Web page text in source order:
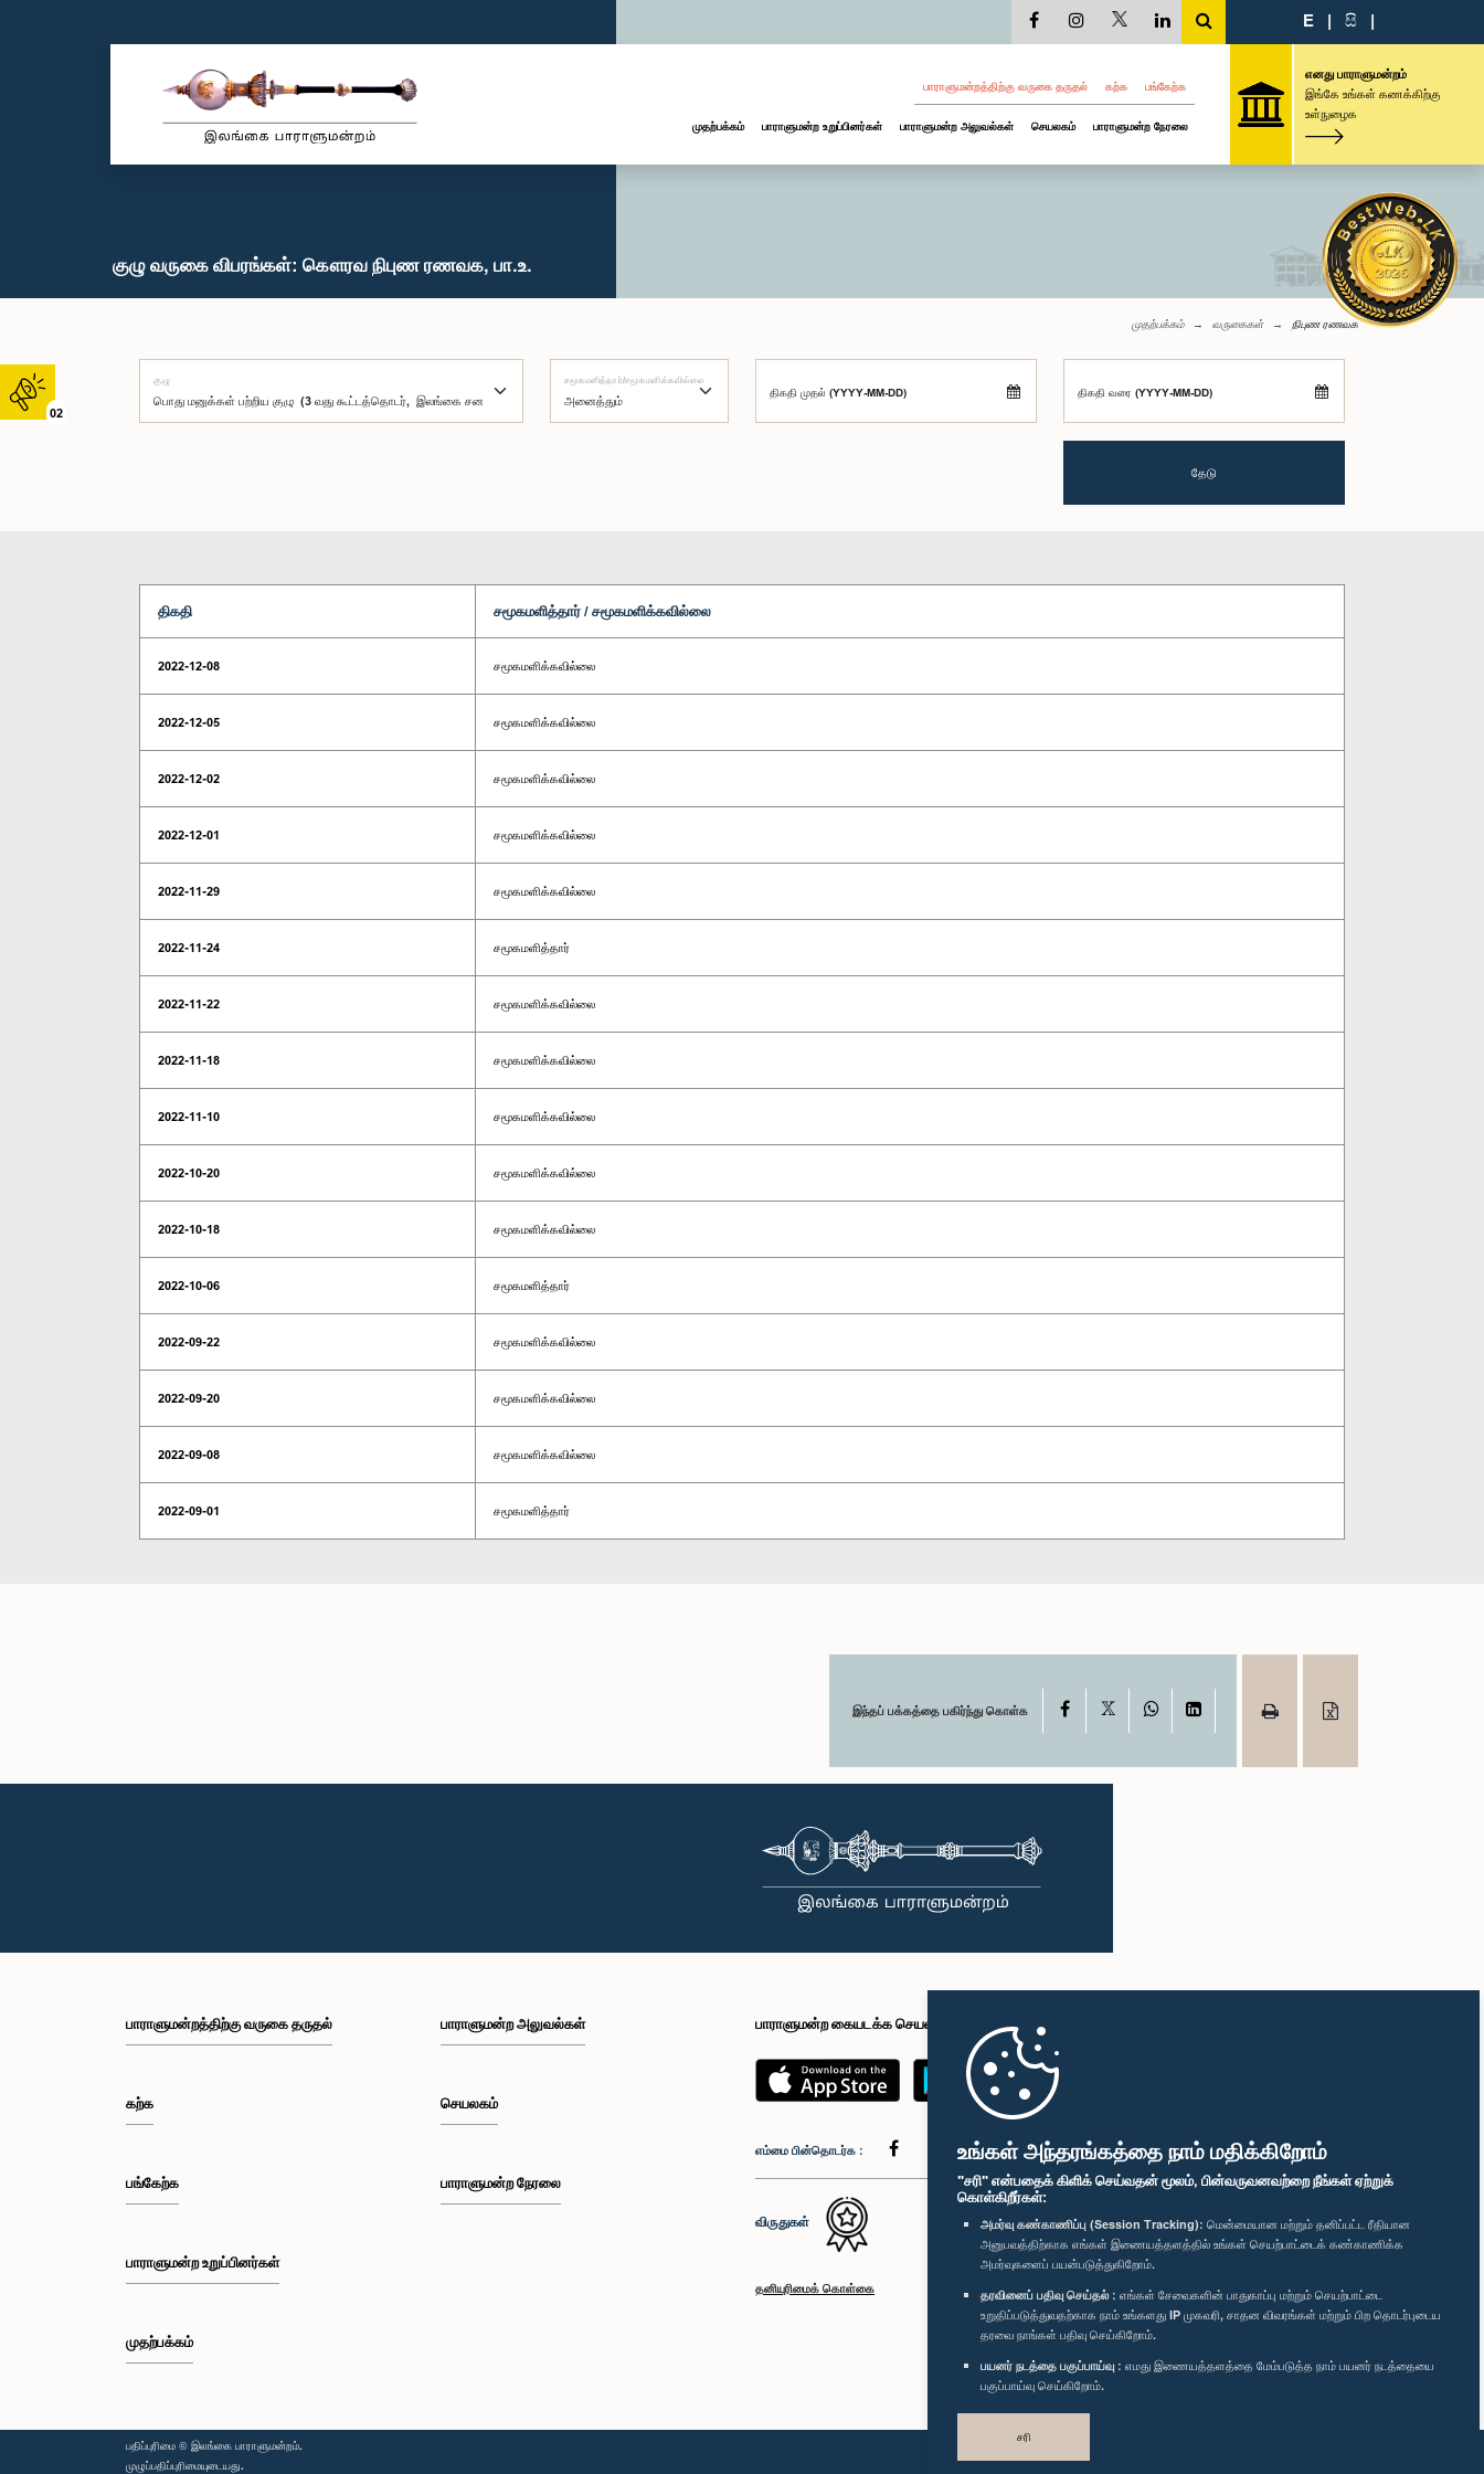
உங்கள் அந்தரங்கத்தை நாம் மதிக்கிறோம்
"சரி" என்பதைக் கிளிக் செய்வதன் மூலம், பின்வருவனவற்றை நீங்கள் ஏற்றுக்
கொள்கிறீர்கள்:
அமர்வு கண்காணிப்பு (Session Tracking): மென்மையான மற்றும் தனிப்பட்ட ரீதியான
அனுபவத்திற்காக எங்கள் இணையத்தளத்தில் உங்கள் செயற்பாட்டைக் கண்காணிக்க
அமர்வுகளைப் பயன்படுத்துகிறோம்.
தரவினைப் பதிவு செய்தல் : எங்கள் சேவைகளின் பாதுகாப்பு மற்றும் செயற்பாட்டை
உறுதிப்படுத்துவதற்காக நாம் உங்களது IP முகவரி, சாதன விவரங்கள் மற்றும் பிற தொடர்புடைய
தரவை நாங்கள் பதிவு செய்கிறோம்.
பயனர் நடத்தை பகுப்பாய்வு : எமது இணையத்தளத்தை மேம்படுத்த நாம் பயனர் நடத்தையை
பகுப்பாய்வு செய்கிறோம்.
சரி
02
E | සි |
பாராளுமன்றத்திற்கு வருகை தருதல் கற்க பங்கேற்க
முதற்பக்கம் பாராளுமன்ற உறுப்பினர்கள் பாராளுமன்ற அலுவல்கள் செயலகம் பாராளுமன்ற நேரலை
எனது பாராளுமன்றம்
இங்கே உங்கள் கணக்கிற்கு
உள்நுழைக
குழு வருகை விபரங்கள்: கௌரவ நிபுண ரணவக, பா.உ.
முதற்பக்கம் வருகைகள் நிபுண ரணவக
குழு சமூகமளித்தார்/சமூகமளிக்கவில்லை
திகதி முதல் (YYYY-MM-DD) திகதி வரை (YYYY-MM-DD)
தேடு
திகதி சமூகமளித்தார் / சமூகமளிக்கவில்லை
2022-12-08 சமூகமளிக்கவில்லை
2022-12-05 சமூகமளிக்கவில்லை
2022-12-02 சமூகமளிக்கவில்லை
2022-12-01 சமூகமளிக்கவில்லை
2022-11-29 சமூகமளிக்கவில்லை
2022-11-24 சமூகமளித்தார்
2022-11-22 சமூகமளிக்கவில்லை
2022-11-18 சமூகமளிக்கவில்லை
2022-11-10 சமூகமளிக்கவில்லை
2022-10-20 சமூகமளிக்கவில்லை
2022-10-18 சமூகமளிக்கவில்லை
2022-10-06 சமூகமளித்தார்
2022-09-22 சமூகமளிக்கவில்லை
2022-09-20 சமூகமளிக்கவில்லை
2022-09-08 சமூகமளிக்கவில்லை
2022-09-01 சமூகமளித்தார்
இந்தப் பக்கத்தை பகிர்ந்து கொள்க Facebook WhatsAppLinkedIn
பாராளுமன்றத்திற்கு வருகை தருதல்
கற்க
பங்கேற்க
பாராளுமன்ற உறுப்பினர்கள்
முதற்பக்கம்
பாராளுமன்ற அலுவல்கள்
செயலகம்
பாராளுமன்ற நேரலை
பாராளுமன்ற கையடக்க செயலி
எம்மை பின்தொடர்க :
விருதுகள்
தனியுரிமைக் கொள்கை
பதிப்புரிமை © இலங்கை பாராளுமன்றம்.
முழுப்பதிப்புரிமையுடையது.